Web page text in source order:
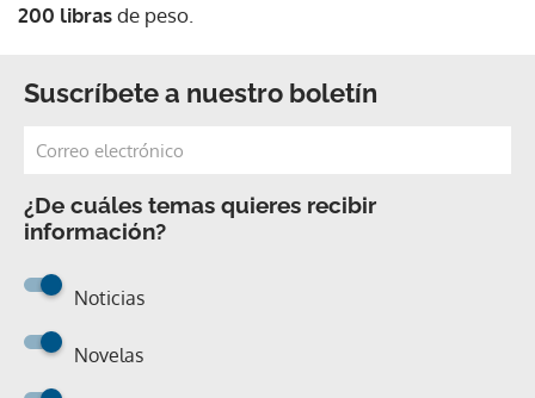
200 librasde peso.
Suscríbete a nuestro boletín
¿De cuáles temas quieres recibir
información?
Noticias
Novelas